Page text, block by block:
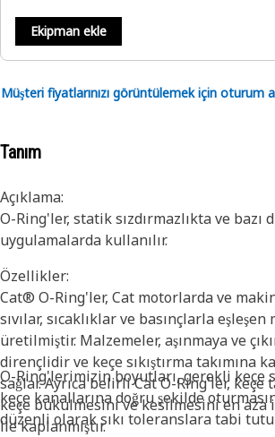
Ekipman ekle
Müşteri fiyatlarınızı görüntülemek için oturum
Tanım
Açıklama:
O-Ring'ler, statik sızdırmazlıkta ve bazı
uygulamalarda kullanılır.
Özellikler:
Cat® O-Ring'ler, Cat motorlarda ve
sıvılar, sıcaklıklar ve basınçlarla
üretilmiştir. Malzemeler, aşınmaya ve
dirençlidir ve keçe sıkıştırma takımına
sağlar. Ayrıca belirli Cat O-Ring'ler, keçe
keçe bükülmesini ve kesilmesini en aza
ile kaplanmıştır.
O-Ring'lerimizin boyutları, gerekli keçe
keçe kanallarına doğru şekilde
düzenli olarak sıkı toleranslara tabi